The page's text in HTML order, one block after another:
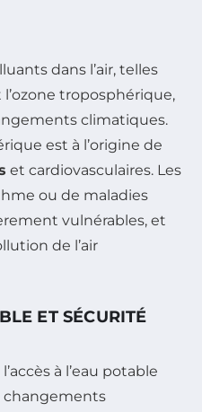
dans l’air, telles
troposphérique,
climatiques.
est à l’origine de
et cardiovasculaires. Les
ou de maladies
vulnérables, et
de l’air
ET SÉCURITÉ
à l’eau potable
changements